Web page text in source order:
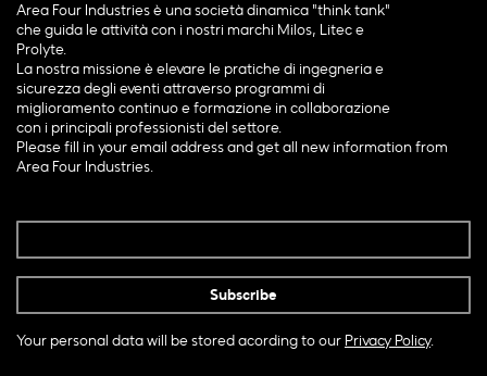
Area Four Industries è una società dinamica "think tank"
che guida le attività con i nostri marchi Milos, Litec e
Prolyte.
La nostra missione è elevare le pratiche di ingegneria e
sicurezza degli eventi attraverso programmi di
miglioramento continuo e formazione in collaborazione
con i principali professionisti del settore.
Please fill in your email address and get all new information from
Area Four Industries.
Your personal data will be stored acording to our Privacy Policy.